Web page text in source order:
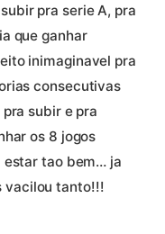
pra serie A, pra
que ganhar
inimaginavel pra
consecutivas
subir e pra
os 8 jogos
estar tao bem… ja
vacilou tanto!!!